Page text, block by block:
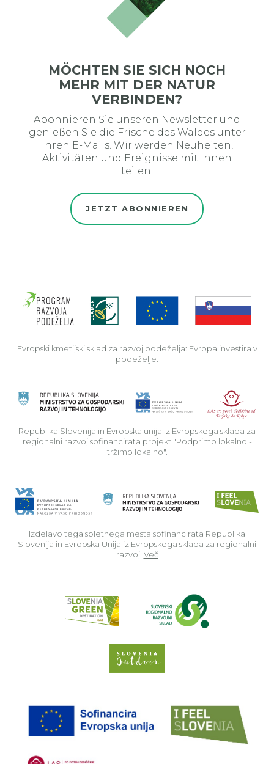
MÖCHTEN SIE SICH NOCH
MEHR MIT DER NATUR
VERBINDEN?
Abonnieren Sie unseren Newsletter und
genießen Sie die Frische des Waldes unter
Ihren E-Mails. Wir werden Neuheiten,
Aktivitäten und Ereignisse mit Ihnen
teilen.
JETZT ABONNIEREN
Evropski kmetijski sklad za razvoj podeželja: Evropa investira v
podeželje.
Republika Slovenija in Evropska unija iz Evropskega sklada za
regionalni razvoj sofinancirata projekt "Podprimo lokalno -
tržimo lokalno".
Izdelavo tega spletnega mesta sofinancirata Republika
Slovenija in Evropska Unija iz Evropskega sklada za regionalni
razvoj. Več